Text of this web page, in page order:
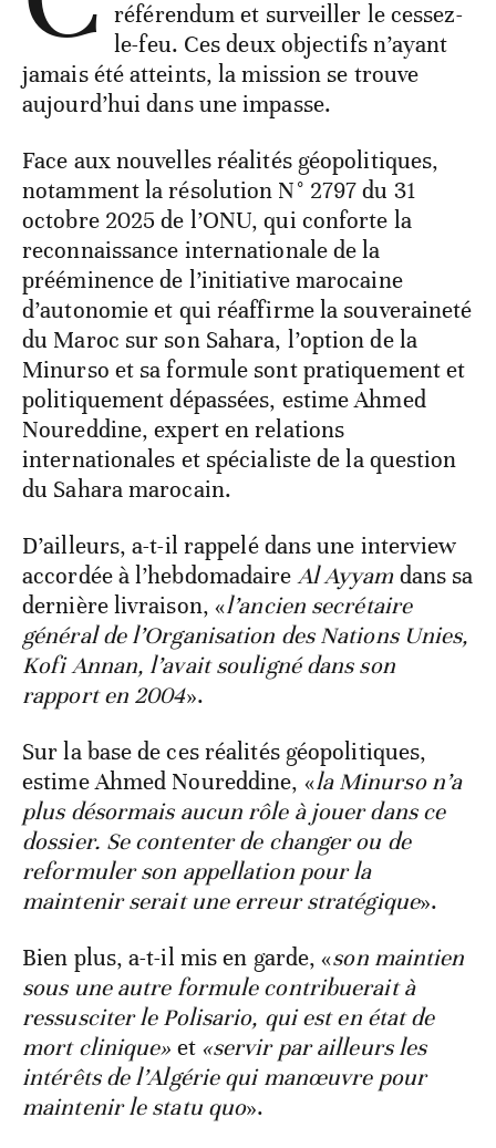
référendum et surveiller le cessez-
le-feu. Ces deux objectifs n’ayant
jamais été atteints, la mission se trouve
aujourd’hui dans une impasse.
Face aux nouvelles réalités géopolitiques,
notamment la résolution N° 2797 du 31
octobre 2025 de l’ONU, qui conforte la
reconnaissance internationale de la
prééminence de l’initiative marocaine
d’autonomie et qui réaffirme la souveraineté
du Maroc sur son Sahara, l’option de la
Minurso et sa formule sont pratiquement et
politiquement dépassées, estime Ahmed
Noureddine, expert en relations
internationales et spécialiste de la question
du Sahara marocain.
D’ailleurs, a-t-il rappelé dans une interview
accordée à l’hebdomadaireAl Ayyamdans sa
dernière livraison, «l’ancien secrétaire
général de l’Organisation des Nations Unies,
Kofi Annan, l’avait souligné dans son
rapport en 2004».
Sur la base de ces réalités géopolitiques,
estime Ahmed Noureddine, «la Minurso n’a
plus désormais aucun rôle à jouer dans ce
dossier. Se contenter de changer ou de
reformuler son appellation pour la
maintenir serait une erreur stratégique».
Bien plus, a-t-il mis en garde, «son maintien
sous une autre formule contribuerait à
ressusciter le Polisario, qui est en état de
mort clinique» et «servir par ailleurs les
intérêts de l’Algérie qui manœuvre pour
maintenir le statu quo».